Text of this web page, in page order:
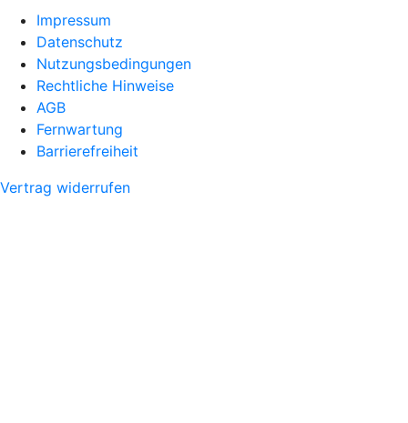
Impressum
Datenschutz
Nutzungsbedingungen
Rechtliche Hinweise
AGB
Fernwartung
Barrierefreiheit
Vertrag widerrufen